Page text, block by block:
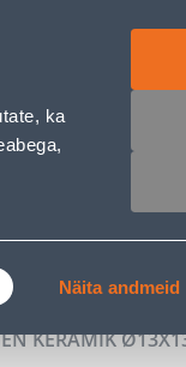
ka
Näita andmeid
KERAMIK